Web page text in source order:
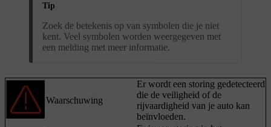
Tip
Zoek de betekenis op van symbolen die je niet
kent. Veel symbolen worden weergegeven met
een melding met meer informatie.
Waarschuwing
Er wordt een storing gedetecteerd
die de veiligheid of de
rijvaardigheid van je auto kan
beïnvloeden.